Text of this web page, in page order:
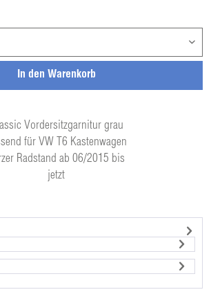
Vordersitzgarnitur grau
für VW T6 Kastenwagen
Radstand ab 06/2015 bis
jetzt
In den Warenkorb